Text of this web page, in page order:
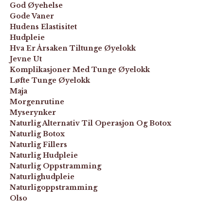
God Øyehelse
Gode Vaner
Hudens Elastisitet
Hudpleie
Hva Er Årsaken Tiltunge Øyelokk
Jevne Ut
Komplikasjoner Med Tunge Øyelokk
Løfte Tunge Øyelokk
Maja
Morgenrutine
Myserynker
Naturlig Alternativ Til Operasjon Og Botox
Naturlig Botox
Naturlig Fillers
Naturlig Hudpleie
Naturlig Oppstramming
Naturlighudpleie
Naturligoppstramming
Olso